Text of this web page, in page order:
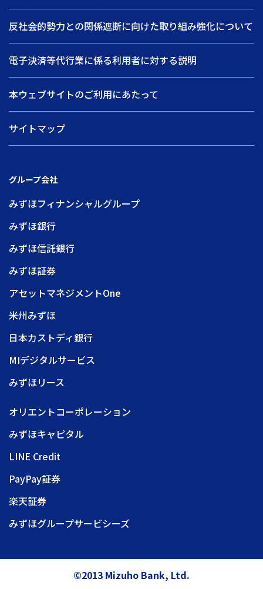
反社会的勢力との関係遮断に向けた取り組み強化について
電子決済等代行業に係る利用者に対する説明
本ウェブサイトのご利用にあたって
サイトマップ
グループ会社
みずほフィナンシャルグループ
みずほ銀行
みずほ信託銀行
みずほ証券
アセットマネジメントOne
米州みずほ
日本カストディ銀行
MIデジタルサービス
みずほリース
オリエントコーポレーション
みずほキャピタル
LINE Credit
PayPay証券
楽天証券
みずほグループサービシーズ
©2013 Mizuho Bank, Ltd.